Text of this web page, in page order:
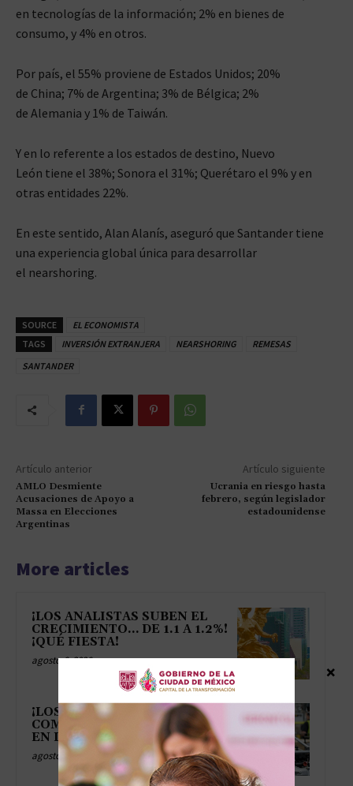
en tecnologías de la información; 2% en bienes de
consumo, y 4% en otros.
Por país, el 55% proviene de Estados Unidos; 20%
de China; 7% de Argentina; 3% de Bélgica; 2%
de Alemania y 1% de Taiwán.
Y en lo referente a los estados de destino, Nuevo
León tiene el 38%; Sonora el 31%; Querétaro el 9% y en
otras entidades 22%.
En este sentido, Alan Alanís, aseguró que Santander tiene
una experiencia global única para desarrollar
el nearshoring.
SOURCE
EL ECONOMISTA
TAGS
INVERSIÓN EXTRANJERA NEARSHORING
REMESAS
SANTANDER
Artículo anterior
AMLO Desmiente
Acusaciones de Apoyo a
Massa en Elecciones
Argentinas
Artículo siguiente
Ucrania en riesgo hasta
febrero, según legislador
estadounidense
More articles
¡LOS ANALISTAS SUBEN EL
CRECIMIENTO… DE 1.1 A 1.2%!
¡QUÉ FIESTA!
agosto 6, 2026
¡LOS GRINGOS CONTRATAN
COMO QUIEN BUSCA PAREJA
EN LUNES DE RESACA!
agosto 6, 2026
×